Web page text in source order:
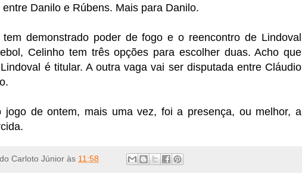
Danilo e Rúbens. Mais para Danilo.
demonstrado poder de fogo e o reencontro de Lindoval
Celinho tem três opções para escolher duas. Acho que
é titular. A outra vaga vai ser disputada entre Cláudio
jogo de ontem, mais uma vez, foi a presença, ou melhor, a
Carloto Júnior às 11:58